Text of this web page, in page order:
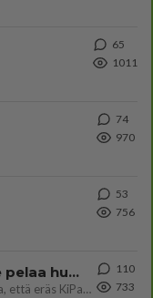
65
1011
74
970
53
756
Kiteen Pallon superpesisjoukkue pelaa huumeiden vaikutuksen alaisena
Huumerikos. Yleisesti uskotaan, että se seikka, että eräs KiPan pelaaja kärähtää huumeista, on vain jäävuoren huippu. M
110
733